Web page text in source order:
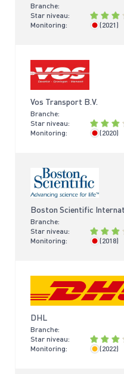
Branche:
Star niveau:
Monitoring:
> 4 jaar
(2021)
Vos Transport B.V.
Branche:
Star niveau:
Monitoring:
> 4 jaar
(2020)
Boston Scientific
Branche:
Star niveau:
Monitoring:
> 4 jaar
(2018)
DHL
Branche:
Star niveau:
Monitoring:
< 4 jaar
(2022)